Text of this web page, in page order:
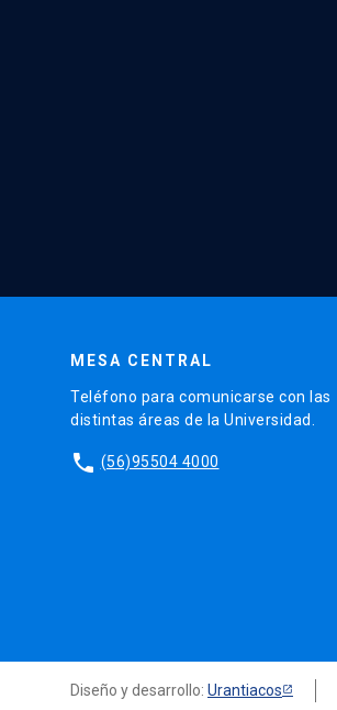
MESA CENTRAL
Teléfono para comunicarse con las
distintas áreas de la Universidad.
phone (56)95504 4000
Diseño y desarrollo: Urantiacos